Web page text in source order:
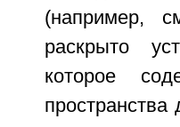
(например,
раскрыто
которое